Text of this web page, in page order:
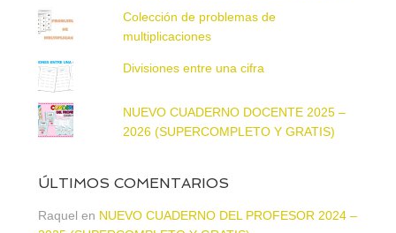
Colección de problemas de
multiplicaciones
Divisiones entre una cifra
NUEVO CUADERNO DOCENTE 2025 –
2026 (SUPERCOMPLETO Y GRATIS)
ÚLTIMOS COMENTARIOS
Raquel en NUEVO CUADERNO DEL PROFESOR 2024 –